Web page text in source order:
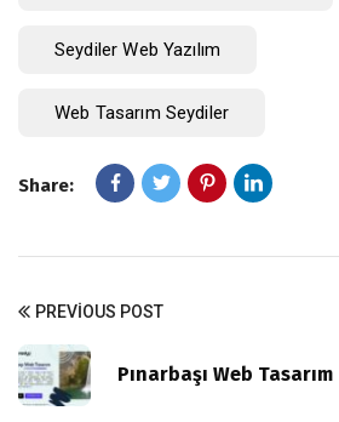
Seydiler Web Yazılım
Web Tasarım Seydiler
Share:
PREVIOUS POST
Pınarbaşı Web Tasarım